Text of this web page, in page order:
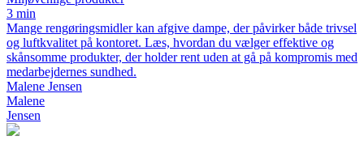
3 min
Mange rengøringsmidler kan afgive dampe, der påvirker både trivsel
og luftkvalitet på kontoret. Læs, hvordan du vælger effektive og
skånsomme produkter, der holder rent uden at gå på kompromis med
medarbejdernes sundhed.
Malene Jensen
Malene
Jensen